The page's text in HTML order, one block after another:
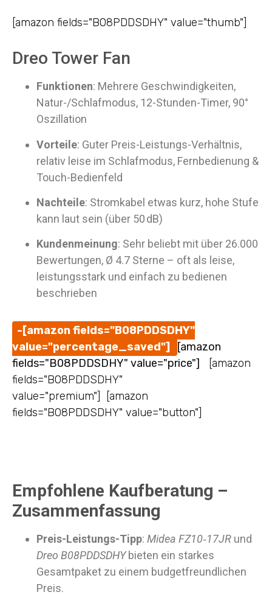
[amazon fields="B08PDDSDHY" value="thumb"]
Dreo Tower Fan
Funktionen: Mehrere Geschwindigkeiten,
Natur-/Schlafmodus, 12-Stunden-Timer, 90°
Oszillation
Vorteile: Guter Preis-Leistungs-Verhältnis,
relativ leise im Schlafmodus, Fernbedienung &
Touch-Bedienfeld
Nachteile: Stromkabel etwas kurz, hohe Stufe
kann laut sein (über 50 dB)
Kundenmeinung: Sehr beliebt mit über 26.000
Bewertungen, Ø 4.7 Sterne – oft als leise,
leistungsstark und einfach zu bedienen
beschrieben
-[amazon fields="B08PDDSDHY"
value="percentage_saved"]
[amazon
fields="B08PDDSDHY" value="price"]
[amazon
fields="B08PDDSDHY"
value="premium"] [amazon
fields="B08PDDSDHY" value="button"]
Empfohlene Kaufberatung –
Zusammenfassung
Preis-Leistungs-Tipp: Midea FZ10‑17JR und
Dreo B08PDDSDHYbieten ein starkes
Gesamtpaket zu einem budgetfreundlichen
Preis.